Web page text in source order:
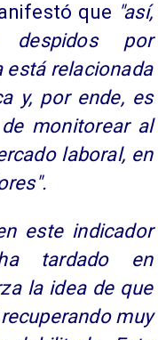
que "así,
por
está relacionada
y, por ende, es
monitorear al
laboral, en
este indicador
tardado en
la idea de que
muy